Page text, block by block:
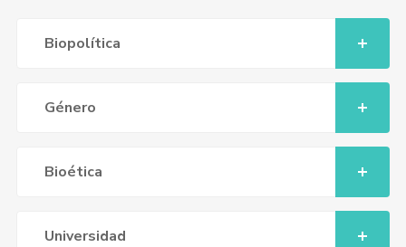
Biopolítica
Género
Bioética
Universidad